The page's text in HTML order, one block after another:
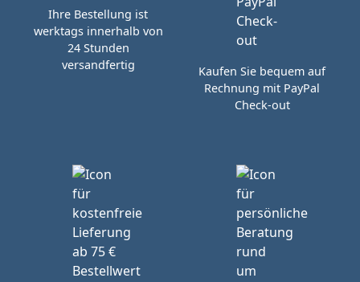
Ihre Bestellung ist
werktags innerhalb von
24 Stunden
versandfertig
Kaufen Sie bequem auf
Rechnung mit PayPal
Check-out